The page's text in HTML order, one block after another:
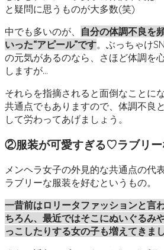
と疑問に思うものが大多数(笑)
中でも多いのが、 自分の体調不良を
いった“アピール”です。ぶっちゃけ
の元気があるのなら、さほど体調を
しますが…
それらを指摘されると面倒なことに
共通点でもありますので、体調不良
して労わってあげましょう。
②服装が可愛すぎる♡ラブリー
メンヘラ女子の外見的な共通点の代
ラブリーな服装を好むというもの。
一昔前はロリータファッションと言
ちろん、最近ではそこにぬいぐるみ
っこしたりする女の子も増えてきまし